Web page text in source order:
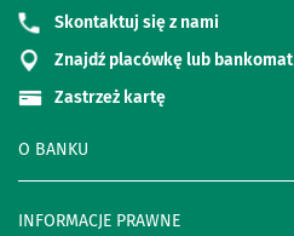
O BANKU
INFORMACJE PRAWNE
Skontaktuj się z nami
Znajdź placówkę lub bankomat
Zastrzeż kartę